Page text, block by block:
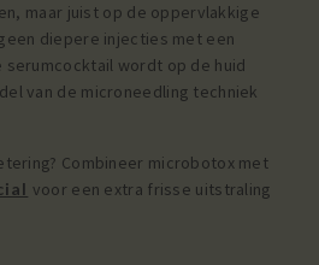
maar juist op de oppervlakkige
diepere injecties met een
serumcocktail wordt op de huid
van de microneedling techniek
Combineer microbotox met
voor een extra frisse uitstraling